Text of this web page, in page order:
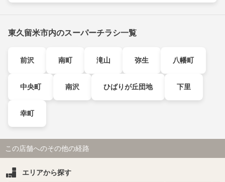
東久留米市内のスーパーチラシ一覧
前沢 南町 滝山 弥生 八幡町
中央町 南沢 ひばりが丘団地 下里
幸町
この店舗へのその他の経路
エリアから探す